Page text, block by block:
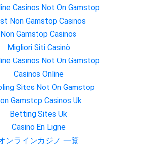
Casinos Not On Gamstop
Non Gamstop Casinos
Non Gamstop Casinos
Migliori Siti Casinò
Casinos Not On Gamstop
Casinos Online
Sites Not On Gamstop
Gamstop Casinos Uk
Betting Sites Uk
Casino En Ligne
ンラインカジノ 一覧